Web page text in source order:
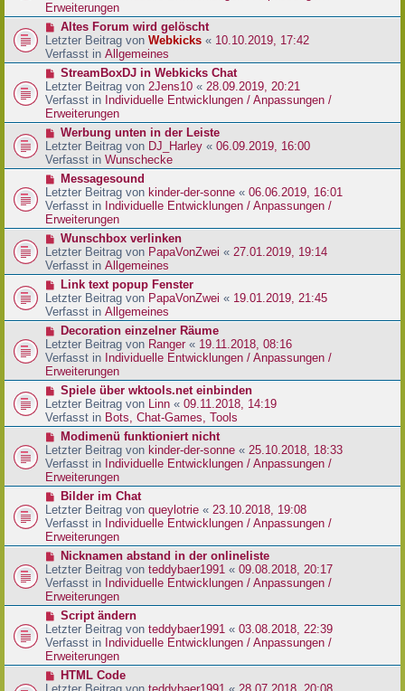
g
t
a
g
e
r
B
e
i
r
a
g
Erweiterungen
N
e
u
e
r
B
e
i
r
a
g
Altes Forum wird gelöscht
Letzter Beitrag von Webkicks « 10.10.2019, 17:42
Verfasst in Allgemeines
N
e
u
e
r
B
e
i
r
a
g
StreamBoxDJ in Webkicks Chat
Letzter Beitrag von 2Jens10 « 28.09.2019, 20:21
Verfasst in Individuelle Entwicklungen / Anpassungen /
Erweiterungen
N
e
u
e
r
B
e
i
r
a
g
Werbung unten in der Leiste
Letzter Beitrag von DJ_Harley « 06.09.2019, 16:00
Verfasst in Wunschecke
N
e
u
e
r
B
e
i
r
a
g
Messagesound
Letzter Beitrag von kinder-der-sonne « 06.06.2019, 16:01
Verfasst in Individuelle Entwicklungen / Anpassungen /
Erweiterungen
N
e
u
e
r
B
e
t
r
a
g
Wunschbox verlinken
Letzter Beitrag von PapaVonZwei « 27.01.2019, 19:14
Verfasst in Allgemeines
N
e
u
e
r
B
e
i
r
a
g
Link text popup Fenster
Letzter Beitrag von PapaVonZwei « 19.01.2019, 21:45
Verfasst in Allgemeines
N
e
u
e
r
B
e
i
r
a
g
Decoration einzelner Räume
Letzter Beitrag von Ranger « 19.11.2018, 08:16
Verfasst in Individuelle Entwicklungen / Anpassungen /
Erweiterungen
N
e
u
e
r
B
e
i
r
a
g
Spiele über wktools.net einbinden
Letzter Beitrag von Linn « 09.11.2018, 14:19
Verfasst in Bots, Chat-Games, Tools
N
e
u
e
r
B
e
i
t
a
g
Modimenü funktioniert nicht
Letzter Beitrag von kinder-der-sonne « 25.10.2018, 18:33
Verfasst in Individuelle Entwicklungen / Anpassungen /
Erweiterungen
N
e
u
e
r
B
e
i
t
a
g
Bilder im Chat
Letzter Beitrag von queylotrie « 23.10.2018, 19:08
Verfasst in Individuelle Entwicklungen / Anpassungen /
Erweiterungen
N
e
u
e
r
B
e
i
t
Nicknamen abstand in der onlineliste
Letzter Beitrag von teddybaer1991 « 09.08.2018, 20:17
Verfasst in Individuelle Entwicklungen / Anpassungen /
Erweiterungen
N
e
u
e
r
B
Script ändern
Letzter Beitrag von teddybaer1991 « 03.08.2018, 22:39
Verfasst in Individuelle Entwicklungen / Anpassungen /
Erweiterungen
N
e
HTML Code